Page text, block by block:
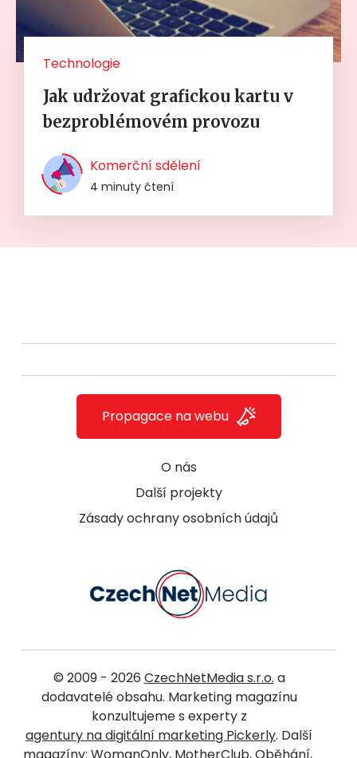
Technologie
Jak udržovat grafickou kartu v
bezproblémovém provozu
Komerční sdělení
4 minuty čtení
O nás
Další projekty
Zásady ochrany osobních údajů
Propagace na webu
© 2009 - 2026 CzechNetMedia s.r.o. a
dodavatelé obsahu. Marketing magazínu
konzultujeme s experty z
agentury na digitální marketing Pickerly. Další